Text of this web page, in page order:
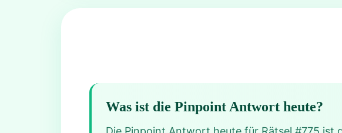
Was ist die Pinpoint Antwort heute?